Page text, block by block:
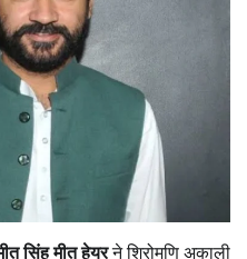
सिंह मीत हेयरने शिरोमणि अकाली